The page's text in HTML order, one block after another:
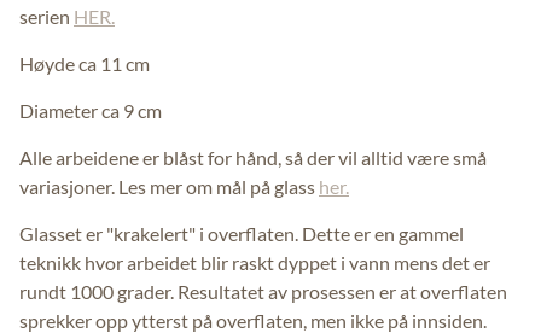
serien HER.
Høyde ca 11 cm
Diameter ca 9 cm
Alle arbeidene er blåst for hånd, så der vil alltid være små
variasjoner. Les mer om mål på glass her.
Glasset er "krakelert" i overflaten. Dette er en gammel
teknikk hvor arbeidet blir raskt dyppet i vann mens det er
rundt 1000 grader. Resultatet av prosessen er at overflaten
sprekker opp ytterst på overflaten, men ikke på innsiden.